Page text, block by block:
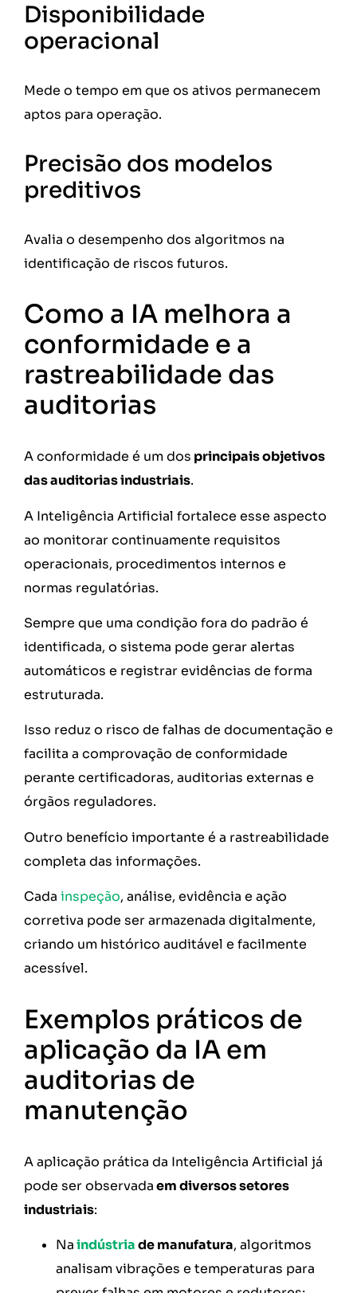
Disponibilidade
operacional
Mede o tempo em que os ativos permanecem
aptos para operação.
Precisão dos modelos
preditivos
Avalia o desempenho dos algoritmos na
identificação de riscos futuros.
Como a IA melhora a
conformidade e a
rastreabilidade das
auditorias
A conformidade é um dos principais objetivos
das auditorias industriais.
A Inteligência Artificial fortalece esse aspecto
ao monitorar continuamente requisitos
operacionais, procedimentos internos e
normas regulatórias.
Sempre que uma condição fora do padrão é
identificada, o sistema pode gerar alertas
automáticos e registrar evidências de forma
estruturada.
Isso reduz o risco de falhas de documentação e
facilita a comprovação de conformidade
perante certificadoras, auditorias externas e
órgãos reguladores.
Outro benefício importante é a rastreabilidade
completa das informações.
Cada inspeção, análise, evidência e ação
corretiva pode ser armazenada digitalmente,
criando um histórico auditável e facilmente
acessível.
Exemplos práticos de
aplicação da IA em
auditorias de
manutenção
A aplicação prática da Inteligência Artificial já
pode ser observadaem diversos setores
industriais:
Naindústriade manufatura, algoritmos
analisam vibrações e temperaturas para